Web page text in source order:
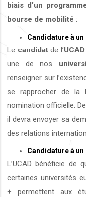
biais d’un
bourse de mobilité :
Candidature à
Le candidatde l’UCAD
une de nos
renseigner sur
se rapprocher de la
nomination officielle.
il devra envoyer sa
des relations
Candidature à
L’UCAD bénéficie de
certaines universités
+ permettent aux